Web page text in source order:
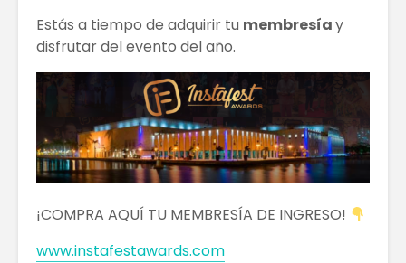
Estás a tiempo de adquirir tu membresíay
disfrutar del evento del año.
¡COMPRA AQUÍ TU MEMBRESÍA DE INGRESO!
www.instafestawards.com